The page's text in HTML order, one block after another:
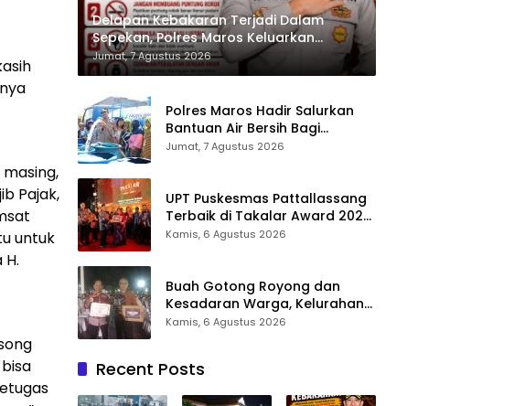
Pajak,
untuk
Delapan Kebakaran Terjadi Dalam
Sepekan, Polres Maros Keluarkan
Imbauan kepada Masyarakat
Jumat, 7 Agustus 2026
Polres Maros Hadir Salurkan
Bantuan Air Bersih Bagi
Masyarakat Terdampak Krisis
Jumat, 7 Agustus 2026
UPT Puskesmas Pattallassang
Terbaik di Takalar Award 2026,
Bukti Komitmen Hadirkan
Kamis, 6 Agustus 2026
Buah Gotong Royong dan
Kesadaran Warga, Kelurahan
Patte’ne Menjadi Bintang
Kamis, 6 Agustus 2026
Recent Posts